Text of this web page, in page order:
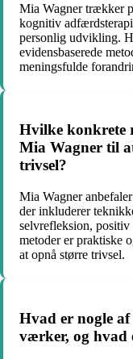
Mia Wagner trækker
kognitiv
personlig udvikling.
evidensbaserede
meningsfulde
Hvilke konkrete
Mia Wagner til
trivsel?
Mia Wagner
der inkluderer
selvrefleksion,
metoder er praktiske
at opnå større trivsel.
Hvad er nogle
værker, og hvad